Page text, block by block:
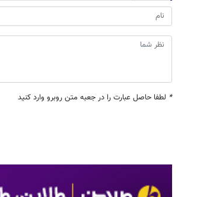
* لطفا حاصل عبارت را در جعبه متن روبرو وارد کنید